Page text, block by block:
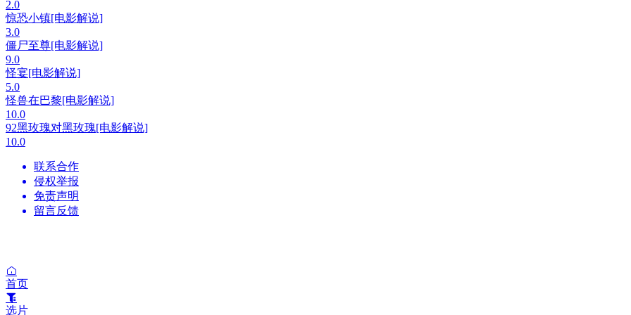
2.0
惊恐小镇[电影解说]
3.0
僵尸至尊[电影解说]
9.0
怪宴[电影解说]
5.0
怪兽在巴黎[电影解说]
10.0
92黑玫瑰对黑玫瑰[电影解说]
10.0
联系合作
侵权举报
免责声明
留言反馈
首页
选片